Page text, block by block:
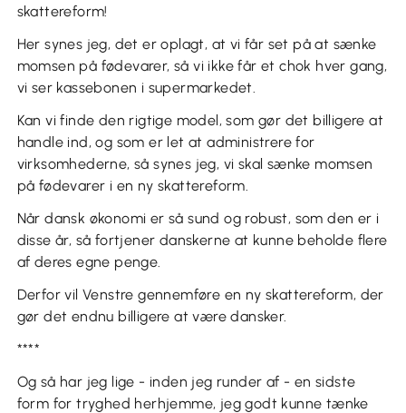
skattereform!
Her synes jeg, det er oplagt, at vi får set på at sænke
momsen på fødevarer, så vi ikke får et chok hver gang,
vi ser kassebonen i supermarkedet.
Kan vi finde den rigtige model, som gør det billigere at
handle ind, og som er let at administrere for
virksomhederne, så synes jeg, vi skal sænke momsen
på fødevarer i en ny skattereform.
Når dansk økonomi er så sund og robust, som den er i
disse år, så fortjener danskerne at kunne beholde flere
af deres egne penge.
Derfor vil Venstre gennemføre en ny skattereform, der
gør det endnu billigere at være dansker.
****
Og så har jeg lige - inden jeg runder af - en sidste
form for tryghed herhjemme, jeg godt kunne tænke